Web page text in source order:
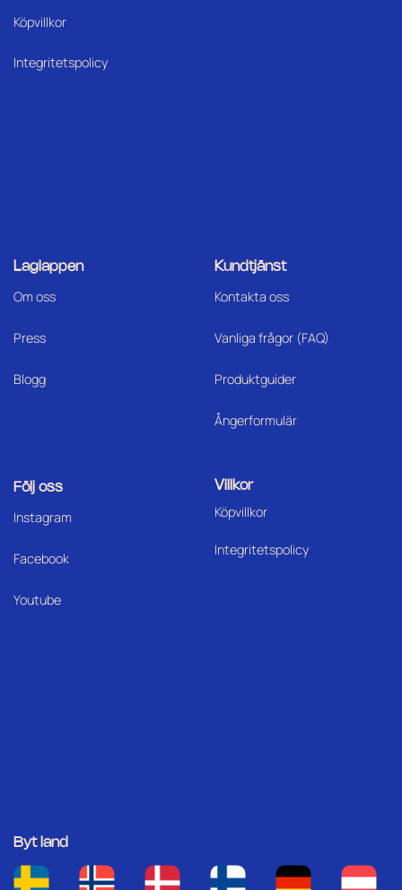
Köpvillkor
Integritetspolicy
Laglappen
Om oss
Press
Blogg
Kundtjänst
Kontakta oss
Vanliga frågor (FAQ)
Produktguider
Ångerformulär
Följ oss
Instagram
Facebook
Youtube
Villkor
Köpvillkor
Integritetspolicy
Byt land